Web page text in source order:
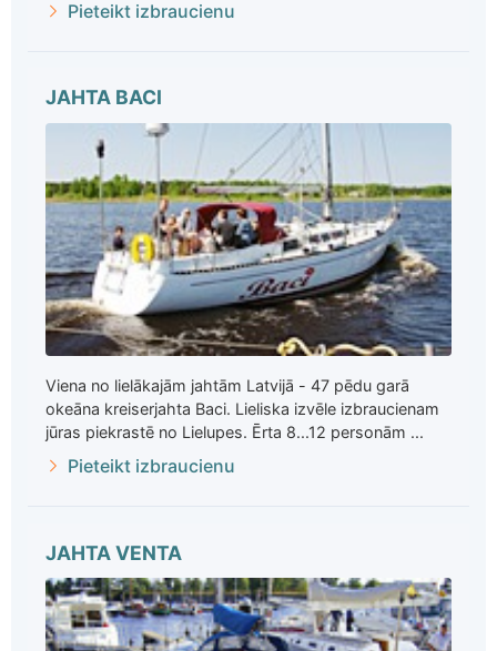
Pieteikt izbraucienu
JAHTA BACI
Viena no lielākajām jahtām Latvijā - 47 pēdu garā
okeāna kreiserjahta Baci. Lieliska izvēle izbraucienam
jūras piekrastē no Lielupes. Ērta 8...12 personām ...
Pieteikt izbraucienu
JAHTA VENTA